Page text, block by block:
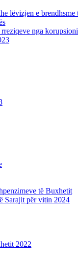
lëvizjen e brendhsme
nga
të Buxhetit
Sarajit për vitin 2024
2022